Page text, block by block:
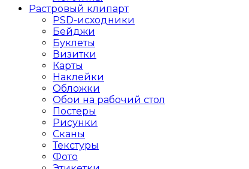
Растровый клипарт
PSD-исходники
Бейджи
Буклеты
Визитки
Карты
Наклейки
Обложки
Обои на рабочий стол
Постеры
Рисунки
Сканы
Текстуры
Фото